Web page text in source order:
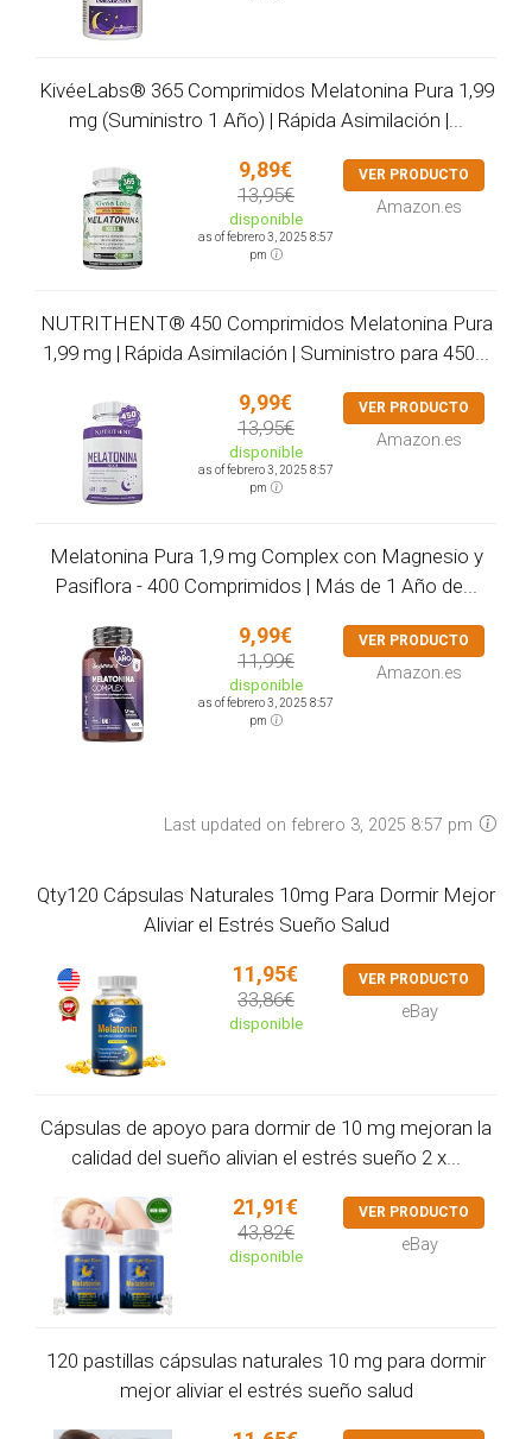
KivéeLabs® 365 Comprimidos Melatonina Pura 1,99
mg (Suministro 1 Año) | Rápida Asimilación |...
9,89€
13,95€
disponible
as of febrero 3, 2025 8:57
pm
VER PRODUCTO
Amazon.es
NUTRITHENT® 450 Comprimidos Melatonina Pura
1,99 mg | Rápida Asimilación | Suministro para 450...
9,99€
13,95€
disponible
as of febrero 3, 2025 8:57
pm
VER PRODUCTO
Amazon.es
Melatonina Pura 1,9 mg Complex con Magnesio y
Pasiflora - 400 Comprimidos | Más de 1 Año de...
9,99€
11,99€
disponible
as of febrero 3, 2025 8:57
pm
VER PRODUCTO
Amazon.es
Last updated on febrero 3, 2025 8:57 pm
Qty120 Cápsulas Naturales 10mg Para Dormir Mejor
Aliviar el Estrés Sueño Salud
11,95€
33,86€
disponible
VER PRODUCTO
eBay
Cápsulas de apoyo para dormir de 10 mg mejoran la
calidad del sueño alivian el estrés sueño 2 x...
21,91€
43,82€
disponible
VER PRODUCTO
eBay
120 pastillas cápsulas naturales 10 mg para dormir
mejor aliviar el estrés sueño salud